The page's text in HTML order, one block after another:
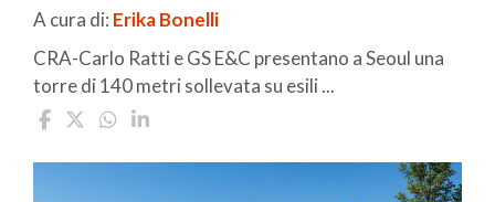
A cura di: Erika Bonelli
CRA-Carlo Ratti e GS E&C presentano a Seoul una
torre di 140 metri sollevata su esili ...